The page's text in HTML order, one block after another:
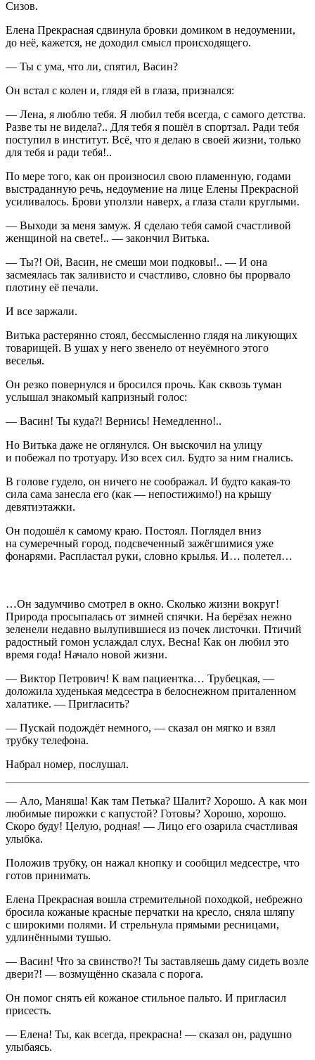
Сизов.
Елена Прекрасная сдвинула бровки домиком в недоумении,
до неё, кажется, не доходил смысл происходящего.
— Ты с ума, что ли, спятил, Васин?
Он встал с колен и, глядя ей в глаза, признался:
— Лена, я люблю тебя. Я любил тебя всегда, с самого детства.
Разве ты не видела?.. Для тебя я пошёл в спортзал. Ради тебя
поступил в институт. Всё, что я делаю в своей жизни, только
для тебя и ради тебя!..
По мере того, как он произносил свою пламенную, годами
выстраданную речь, недоумение на лице Елены Прекрасной
усиливалось. Брови уползли наверх, а глаза стали круглыми.
— Выходи за меня замуж. Я сделаю тебя самой счастливой
женщиной на свете!.. — закончил Витька.
— Ты?! Ой, Васин, не смеши мои подковы!.. — И она
засмеялась так заливисто и счастливо, словно бы прорвало
плотину её печали.
И все заржали.
Витька растерянно стоял, бессмысленно глядя на ликующих
товарищей. В ушах у него звенело от неуёмного этого
веселья.
Он резко повернулся и бросился прочь. Как сквозь туман
услышал знакомый капризный голос:
— Васин! Ты куда?! Вернись! Немедленно!..
Но Витька даже не оглянулся. Он выскочил на улицу
и побежал по тротуару. Изо всех сил. Будто за ним гнались.
В голове гудело, он ничего не соображал. И будто какая-то
сила сама занесла его (как — непостижимо!) на крышу
девятиэтажки.
Он подошёл к самому краю. Постоял. Поглядел вниз
на сумеречный город, подсвеченный зажёгшимися уже
фонарями. Распластал руки, словно крылья. И… полетел…
…Он задумчиво смотрел в окно. Сколько жизни вокруг!
Природа просыпалась от зимней спячки. На берёзах нежно
зеленели недавно вылупившиеся из почек листочки. Птичий
радостный гомон услаждал слух. Весна! Как он любил это
время года! Начало новой жизни.
— Виктор Петрович! К вам пациентка… Трубецкая, —
доложила худенькая медсестра в белоснежном приталенном
халатике. — Пригласить?
— Пускай подождёт немного, — сказал он мягко и взял
трубку телефона.
Набрал номер, послушал.
— Ало, Маняша! Как там Петька? Шалит? Хорошо. А как мои
любимые пирожки с капустой? Готовы? Хорошо, хорошо.
Скоро буду! Целую, родная! — Лицо его озарила счастливая
улыбка.
Положив трубку, он нажал кнопку и сообщил медсестре, что
готов принимать.
Елена Прекрасная вошла стремительной походкой, небрежно
бросила кожаные красные перчатки на кресло, сняла шляпу
с широкими полями. И стрельнула прямыми ресницами,
удлинёнными тушью.
— Васин! Что за свинство?! Ты заставляешь даму сидеть возле
двери?! — возмущённо сказала с порога.
Он помог снять ей кожаное стильное пальто. И пригласил
присесть.
— Елена! Ты, как всегда, прекрасна! — сказал он, радушно
улыбаясь.